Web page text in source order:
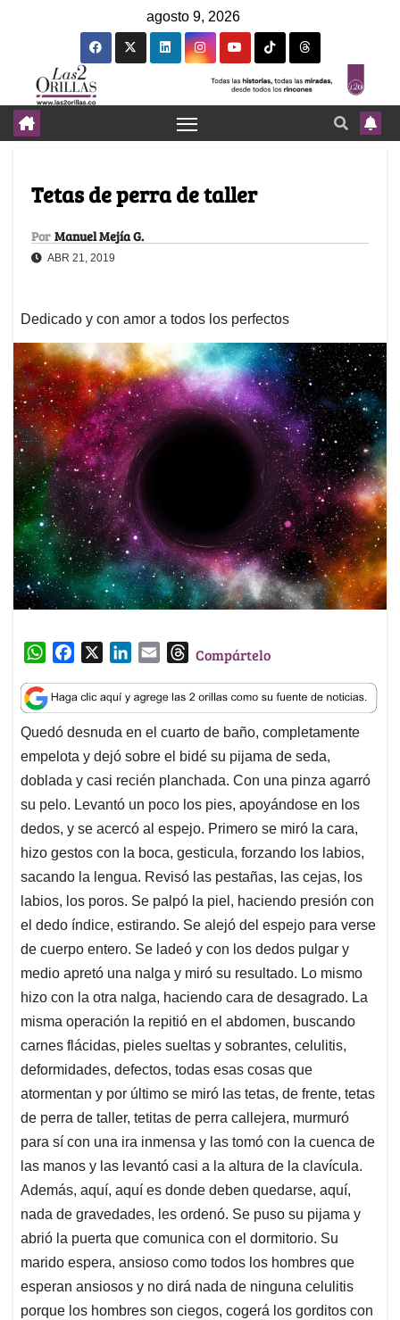
agosto 9, 2026
Tetas de perra de taller
Por Manuel Mejía G.
ABR 21, 2019
Dedicado y con amor a todos los perfectos
W
a
t
s
A
p
p
c
e
b
o
o
k
n
k
e
d
I
n
a
i
l
T
r
e
a
d
s
Compártelo
Quedó desnuda en el cuarto de baño, completamente
empelota y dejó sobre el bidé su pijama de seda,
doblada y casi recién planchada. Con una pinza agarró
su pelo. Levantó un poco los pies, apoyándose en los
dedos, y se acercó al espejo. Primero se miró la cara,
hizo gestos con la boca, gesticula, forzando los labios,
sacando la lengua. Revisó las pestañas, las cejas, los
labios, los poros. Se palpó la piel, haciendo presión con
el dedo índice, estirando. Se alejó del espejo para verse
de cuerpo entero. Se ladeó y con los dedos pulgar y
medio apretó una nalga y miró su resultado. Lo mismo
hizo con la otra nalga, haciendo cara de desagrado. La
misma operación la repitió en el abdomen, buscando
carnes flácidas, pieles sueltas y sobrantes, celulitis,
deformidades, defectos, todas esas cosas que
atormentan y por último se miró las tetas, de frente, tetas
de perra de taller, tetitas de perra callejera, murmuró
para sí con una ira inmensa y las tomó con la cuenca de
las manos y las levantó casi a la altura de la clavícula.
Además, aquí, aquí es donde deben quedarse, aquí,
nada de gravedades, les ordenó. Se puso su pijama y
abrió la puerta que comunica con el dormitorio. Su
marido espera, ansioso como todos los hombres que
esperan ansiosos y no dirá nada de ninguna celulitis
porque los hombres son ciegos, cogerá los gorditos con